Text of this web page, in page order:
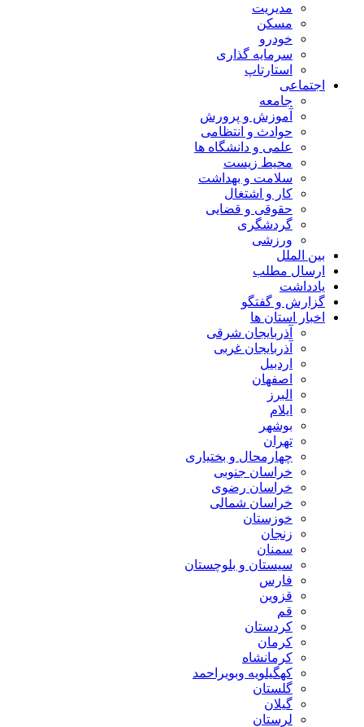
مدیریت
مسکن
خودرو
سرمایه گذاری
استارتاپ
اجتماعی
جامعه
آموزش و پرورش
حوادث و انتظامی
علمی و دانشگاه ها
محیط زیست
سلامت و بهداشت
کار و اشتغال
حقوقی و قضایی
گردشگری
ورزشی
بین الملل
ارسال مطلب
یادداشت
گزارش و گفتگو
اخبار استان ها
آذربایجان شرقی
آذربایجان غربی
اردبیل
اصفهان
البرز
ایلام
بوشهر
تهران
چهارمحال و بختیاری
خراسان جنوبی
خراسان رضوی
خراسان شمالی
خوزستان
زنجان
سمنان
سیستان و بلوچستان
فارس
قزوین
قم
کردستان
کرمان
کرمانشاه
کهگیلویه وبویراحمد
گلستان
گیلان
لرستان